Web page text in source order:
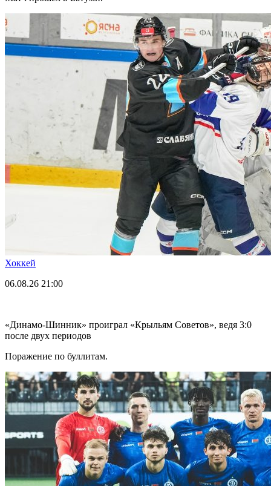
Хоккей
06.08.26 21:00
«Динамо-Шинник» проиграл «Крыльям Советов», ведя 3:0
после двух периодов
Поражение по буллитам.